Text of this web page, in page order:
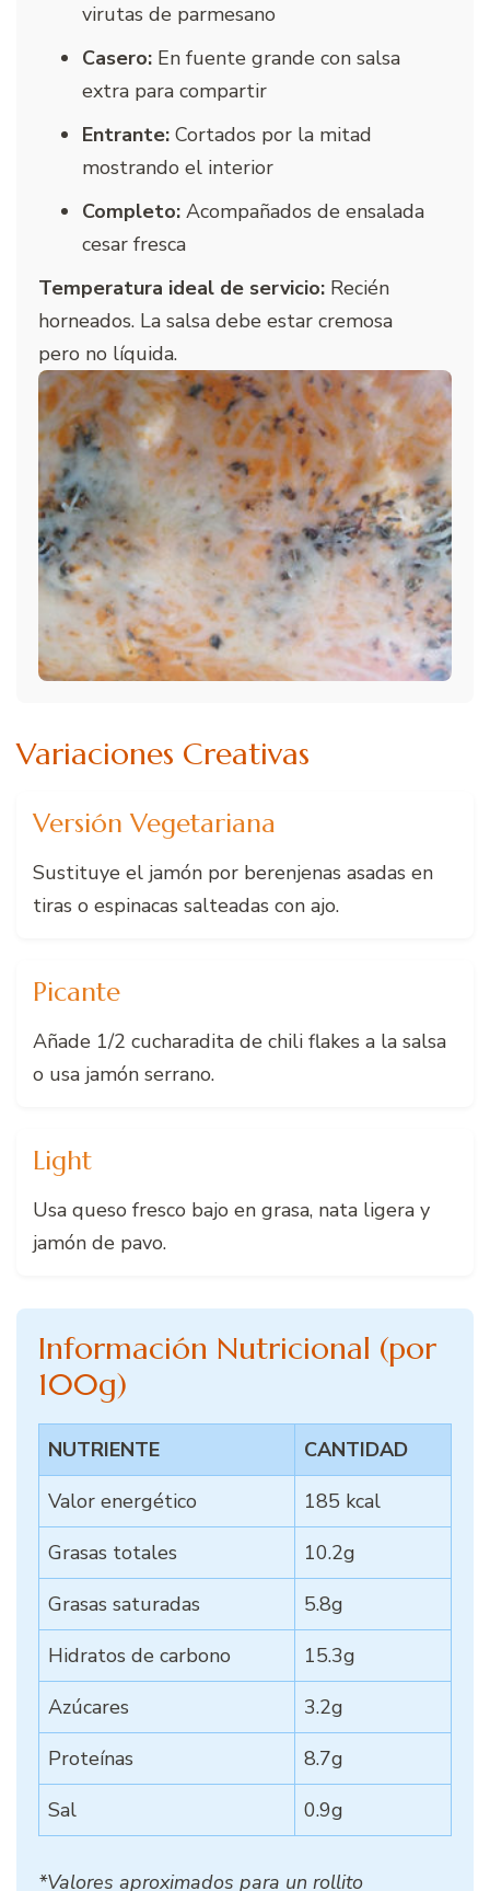
virutas de parmesano
Casero: En fuente grande con salsa
extra para compartir
Entrante: Cortados por la mitad
mostrando el interior
Completo: Acompañados de ensalada
cesar fresca
Temperatura ideal de servicio: Recién
horneados. La salsa debe estar cremosa
pero no líquida.
Variaciones Creativas
Versión Vegetariana
Sustituye el jamón por berenjenas asadas en
tiras o espinacas salteadas con ajo.
Picante
Añade 1/2 cucharadita de chili flakes a la salsa
o usa jamón serrano.
Light
Usa queso fresco bajo en grasa, nata ligera y
jamón de pavo.
Información Nutricional (por
100g)
NUTRIENTE
CANTIDAD
Valor energético
185 kcal
Grasas totales
10.2g
Grasas saturadas
5.8g
Hidratos de carbono
15.3g
Azúcares
3.2g
Proteínas
8.7g
Sal
0.9g
*Valores aproximados para un rollito